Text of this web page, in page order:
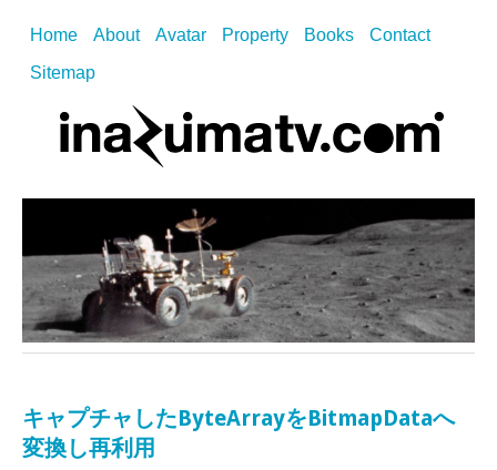
Home About Avatar Property Books
Contact
Sitemap
キャプチャしたByteArrayをBitmapDataへ
変換し再利用